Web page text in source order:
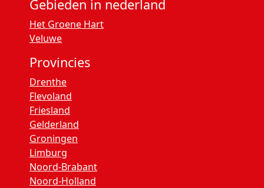
Gebieden in nederland
Het Groene Hart
Veluwe
Provincies
Drenthe
Flevoland
Friesland
Gelderland
Groningen
Limburg
Noord-Brabant
Noord-Holland